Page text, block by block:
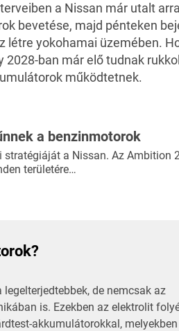
a Nissan már utalt
bevetése, majd pénteken
létre yokohamai üzemében.
ban már elő tudnak
működtetnek.
a benzinmotorok
stratégiáját a Nissan. Az Ambition
területére…
de nemcsak az
is. Ezekben az elektrolit
akkumulátorokkal,